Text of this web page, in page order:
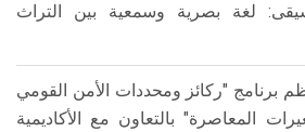
لغة بصرية وسمعية بين التراث
"ركائز ومحددات الأمن القومي
المعاصرة" بالتعاون مع الأكاديمية